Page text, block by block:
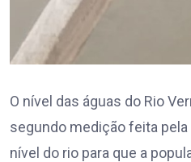
O nível das águas do Rio
segundo medição feita
nível do rio para que a